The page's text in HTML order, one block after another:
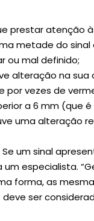
prestar atenção
metade do
ou mal definido;
alteração na
por vezes de
a 6 mm (que
uma alteração
Se um sinal
especialista.
forma, as
ser